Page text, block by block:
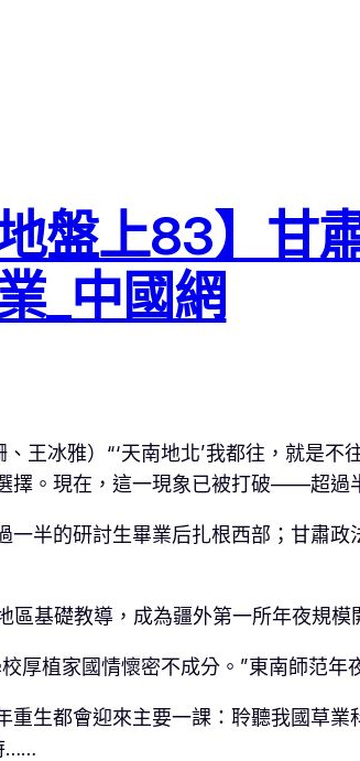
盤上83】甘
_中國網
王冰雅）“‘天南地北’我都往，就是不
擇。現在，這一現象已被打破——超過
半的研討生畢業后扎根西部；甘肅
基礎教導，成為疆外第一所年夜規
厚植家國情懷密不成分。”東南師范年
重生都會迎來主要一課：聆聽我國草
……